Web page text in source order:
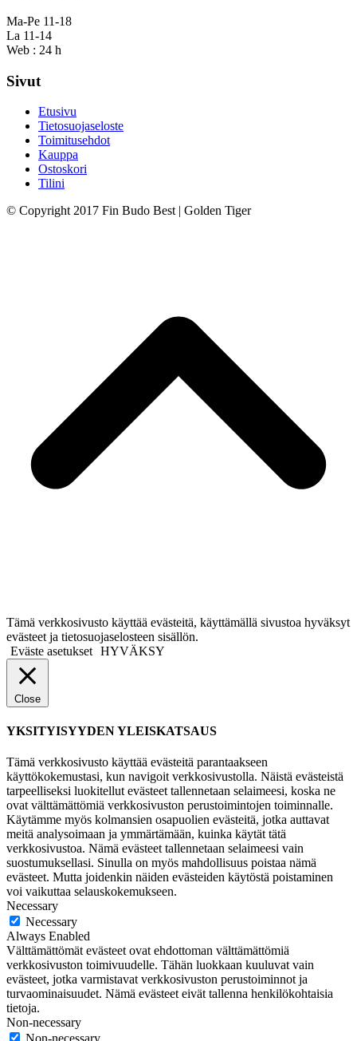
Ma-Pe 11-18
La 11-14
Web : 24 h
Sivut
Etusivu
Tietosuojaseloste
Toimitusehdot
Kauppa
Ostoskori
Tilini
© Copyright 2017 Fin Budo Best | Golden Tiger
Tämä verkkosivusto käyttää evästeitä, käyttämällä sivustoa hyväksyt
evästeet ja tietosuojaselosteen sisällön.
Eväste asetukset HYVÄKSY
Close
YKSITYISYYDEN YLEISKATSAUS
Tämä verkkosivusto käyttää evästeitä parantaakseen
käyttökokemustasi, kun navigoit verkkosivustolla. Näistä evästeistä
tarpeelliseksi luokitellut evästeet tallennetaan selaimeesi, koska ne
ovat välttämättömiä verkkosivuston perustoimintojen toiminnalle.
Käytämme myös kolmansien osapuolien evästeitä, jotka auttavat
meitä analysoimaan ja ymmärtämään, kuinka käytät tätä
verkkosivustoa. Nämä evästeet tallennetaan selaimeesi vain
suostumuksellasi. Sinulla on myös mahdollisuus poistaa nämä
evästeet. Mutta joidenkin näiden evästeiden käytöstä poistaminen
voi vaikuttaa selauskokemukseen.
Necessary
Necessary
Always Enabled
Välttämättömät evästeet ovat ehdottoman välttämättömiä
verkkosivuston toimivuudelle. Tähän luokkaan kuuluvat vain
evästeet, jotka varmistavat verkkosivuston perustoiminnot ja
turvaominaisuudet. Nämä evästeet eivät tallenna henkilökohtaisia
tietoja.
Non-necessary